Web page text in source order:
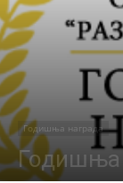
Годишња награда
Годишња